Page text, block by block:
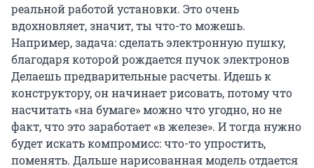
реальной работой установки. Это очень
вдохновляет, значит, ты что-то можешь.
Например, задача: сделать электронную пушку,
благодаря которой рождается пучок электронов
Делаешь предварительные расчеты. Идешь к
конструктору, он начинает рисовать, потому что
насчитать «на бумаге» можно что угодно, но не
факт, что это заработает «в железе». И тогда нужно
будет искать компромисс: что-то упростить,
поменять. Дальше нарисованная модель отдается